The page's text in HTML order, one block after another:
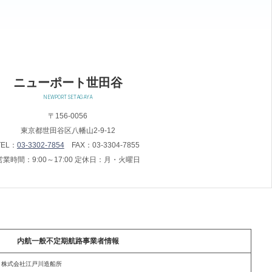
ニューポート世田谷
NEWPORT SETAGAYA
〒156-0056
東京都世田谷区八幡山2-9-12
： 03-3302-7854
FAX：03-3304-7855
業時間：9:00～17:00 定休日：月・火曜日
内航一般不定期航路事業者情報
株式会社江戸川造船所